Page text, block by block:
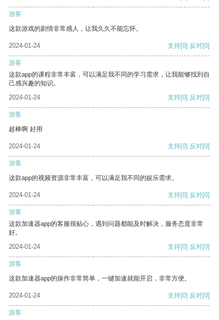
游客
这款游戏的剧情非常感人，让我久久不能忘怀。
2024-01-24 支持[0] 反对[0]
游客
这款app的课程非常丰富，可以满足我不同的学习需求，让我能够找到自
己感兴趣的知识。
2024-01-24
支持[0] 反对[0]
游客
超棒啊 好用
2024-01-24 支持[0] 反对[0]
游客
这款app的视频资源非常丰富，可以满足我不同的娱乐需求。
2024-01-24 支持[0] 反对[0]
游客
这款加速器app的客服很贴心，遇到问题都能及时解决，服务态度非常
好。
2024-01-24
支持[0] 反对[0]
游客
这款加速器app的操作非常简单，一键加速就能开启，非常方便。
2024-01-24 支持[0] 反对[0]
游客